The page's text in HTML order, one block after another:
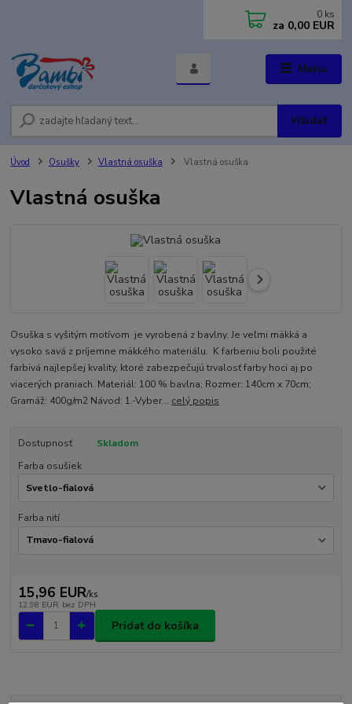
Menu
Hľadať
0 ks
za 0,00 EUR
Úvod Osušky Vlastná osuška Vlastná osuška
Vlastná osuška
Osuška s vyšitým motívom je vyrobená z bavlny. Je veľmi mäkká a
vysoko savá z príjemne mäkkého materiálu. K farbeniu boli použité
farbivá najlepšej kvality, ktoré zabezpečujú trvalosť farby hoci aj po
viacerých praniach. Materiál: 100 % bavlna; Rozmer: 140cm x 70cm;
Gramáž: 400g/m2 Návod: 1.-Vyber... celý popis
Dostupnosť
Skladom
Farba osušiek
Farba nití
15,96 EUR/ks
12,98 EUR bez DPH
Pridať do košíka